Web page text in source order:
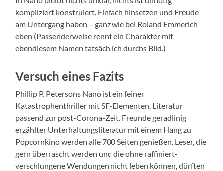
kompliziert konstruiert. Einfach hinsetzen und Freude
am Untergang haben – ganz wie bei Roland Emmerich
eben (Passenderweise rennt ein Charakter mit
ebendiesem Namen tatsächlich durchs Bild.)
Versuch eines Fazits
Phillip P. Petersons Nano ist ein feiner
Katastrophenthriller mit SF-Elementen. Literatur
passend zur post-Corona-Zeit. Freunde geradlinig
erzählter Unterhaltungsliteratur mit einem Hang zu
Popcornkino werden alle 700 Seiten genießen. Leser, die
gern überrascht werden und die ohne raffiniert-
verschlungene Wendungen nicht leben können, dürften